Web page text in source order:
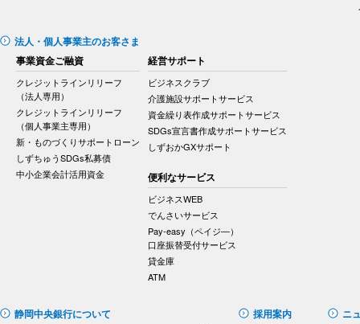
法人・個人事業主のお客さま
事業資金ご融資
クレジットラインリリーフ
（法人専用）
クレジットラインリリーフ
（個人事業主専用）
新・ものづくりサポートローン
しずちゅうSDGs私募債
中小企業会計活用資金
経営サポート
ビジネスクラブ
介護施設サポートサービス
資金繰り表作成サポートサービス
SDGs宣言書作成サポートサービス
しずおかGXサポート
便利なサービス
ビジネスWEB
でんさいサービス
Pay-easy（ペイジ―）
口座振替受付サービス
貸金庫
ATM
静岡中央銀行について 採用案内
ニ